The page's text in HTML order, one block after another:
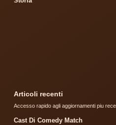
Articoli recenti
Accesso rapido agli aggiornamenti piu
Cast Di Comedy Match